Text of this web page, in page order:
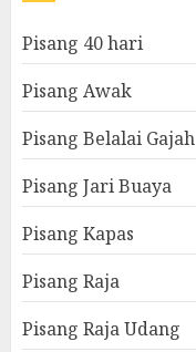
Pisang 40 hari
Pisang Awak
Pisang Belalai Gajah
Pisang Jari Buaya
Pisang Kapas
Pisang Raja
Pisang Raja Udang